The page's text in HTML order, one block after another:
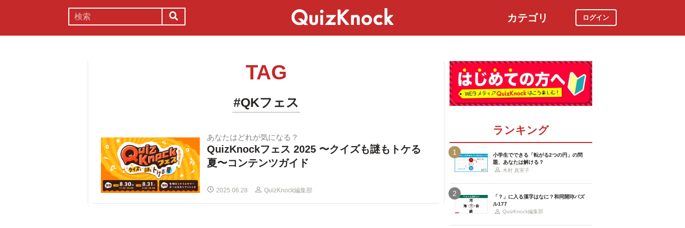
カテゴリ ログイン
TAG
#QKフェス
あなたはどれが気になる？
QuizKnockフェス 2025 〜クイズも謎もトケる
夏〜コンテンツガイド
2025.06.28 QuizKnock編集部
ランキング
1
小学生でできる「転がる2つの円」の問
題、あなたは解ける？
木村 真実子
2
「？」に入る漢字はなに？和同開珎パズ
ル177
QuizKnock編集部